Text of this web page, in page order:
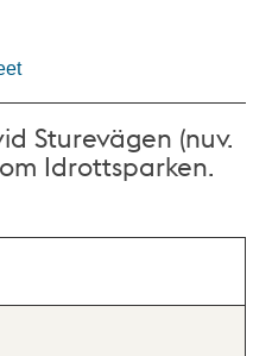
Sturevägen (nuv.
Idrottsparken.